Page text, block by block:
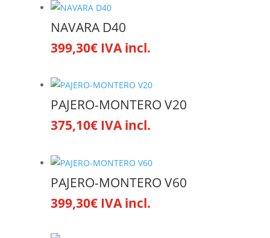
NAVARA D40
399,30€ IVA incl.
PAJERO-MONTERO V20
375,10€ IVA incl.
PAJERO-MONTERO V60
399,30€ IVA incl.